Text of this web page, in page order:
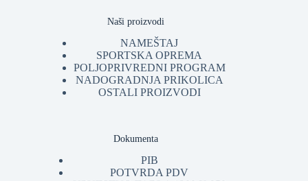
Naši proizvodi
NAMEŠTAJ
SPORTSKA OPREMA
POLJOPRIVREDNI PROGRAM
NADOGRADNJA PRIKOLICA
OSTALI PROIZVODI
Dokumenta
PIB
POTVRDA PDV